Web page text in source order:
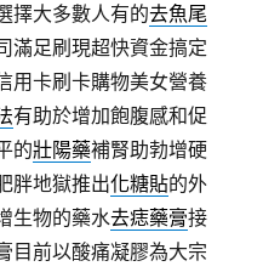
擇大多數人有的去魚尾
滿足刷現超快資金搞定
用卡刷卡購物美女營養
有助於增加飽腹感和促
的壯陽藥補腎助勃增硬
胖地獄推出化糖貼的外
生物的藥水去痣藥膏接
目前以酸痛凝膠為大宗